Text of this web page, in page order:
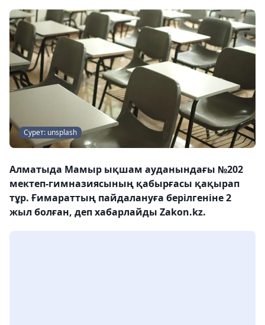
Cурет: unsplash
Алматыда Мамыр ықшам ауданындағы №202
мектеп-гимназиясының қабырғасы қақырап
тұр. Ғимараттың пайдалануға берілгеніне 2
жыл болған, деп хабарлайды Zakon.kz.